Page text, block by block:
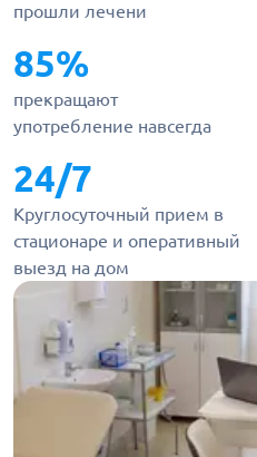
прошли лечени
85%
прекращают
употребление навсегда
24/7
Круглосуточный прием в
стационаре и оперативный
выезд на дом